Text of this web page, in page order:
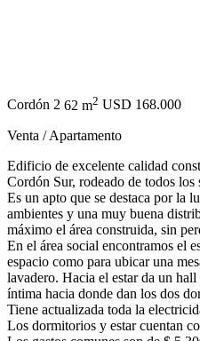
Cordón 2 62 m2 USD 168.000
Venta / Apartamento
Edificio de excelente calidad
Cordón Sur, rodeado de todos los
Es un apto que se destaca por la
ambientes y una muy buena
máximo el área construida, sin
En el área social encontramos el
espacio como para ubicar una
lavadero. Hacia el estar da un
íntima hacia donde dan los dos
Tiene actualizada toda la
Los dormitorios y estar cuentan